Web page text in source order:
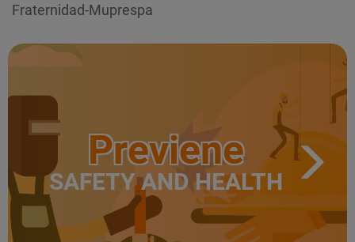
Fraternidad-Muprespa
Previene
SAFETY AND HEALTH